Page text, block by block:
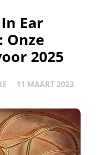
Ear
Onze
2025
11 MAART 2023